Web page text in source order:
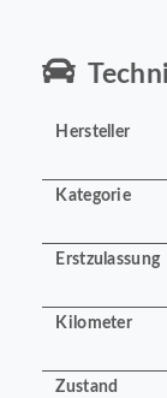
Hersteller
Kategorie
Erstzulassung
Kilometer
Zustand